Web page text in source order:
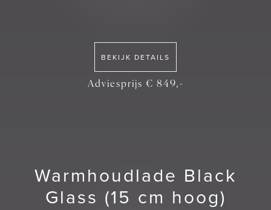
BEKIJK DETAILS
Adviesprijs € 849,-
Warmhoudlade Black
Glass (15 cm hoog)